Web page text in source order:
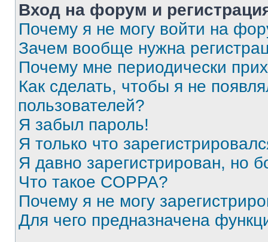
Вход на форум и
Почему я не могу войти на
Зачем вообще нужна
Почему мне периодически
Как сделать, чтобы я не
пользователей?
Я забыл пароль!
Я только что
Я давно зарегистрирован, но
Что такое COPPA?
Почему я не могу
Для чего предназначена